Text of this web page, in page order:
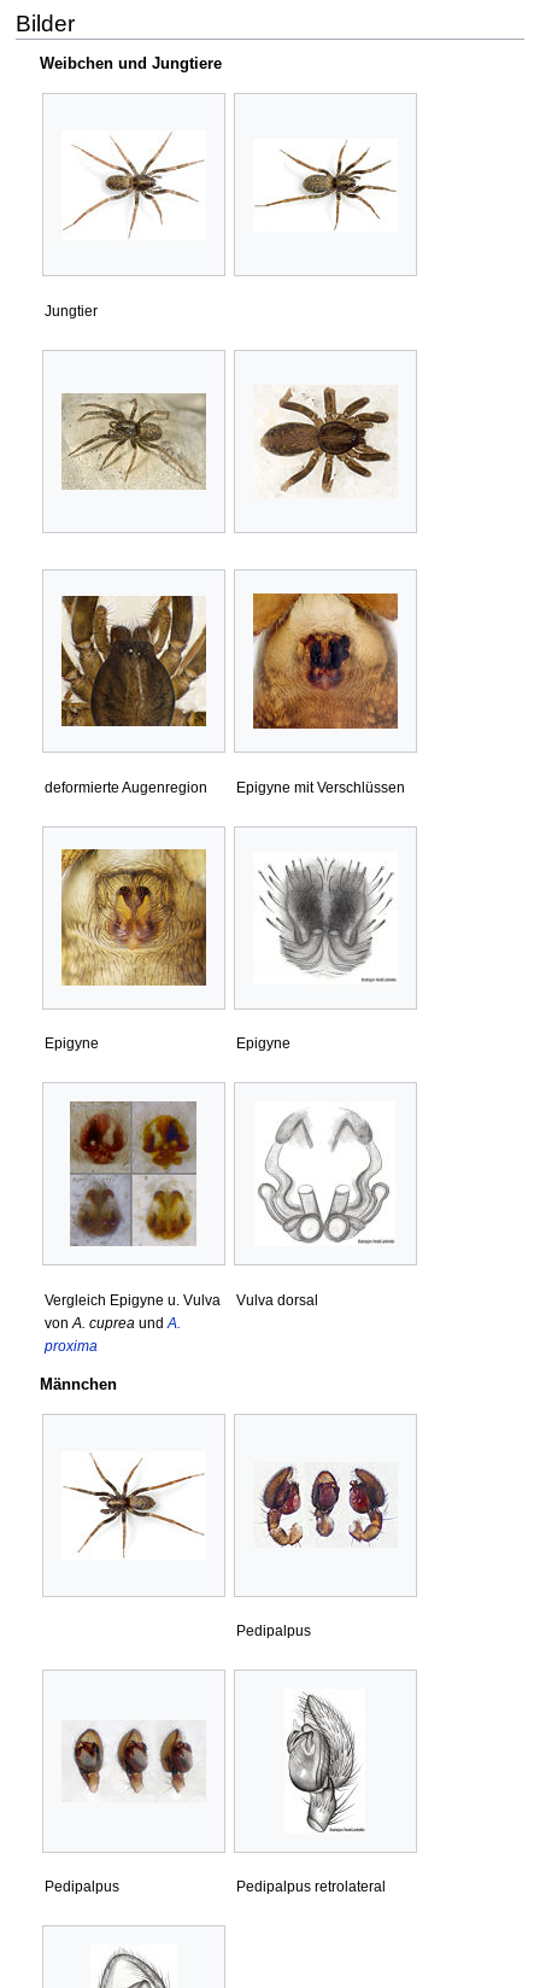
Bilder
Weibchen und Jungtiere
Jungtier
deformierte Augenregion Epigyne mit Verschlüssen
Epigyne Epigyne
Vergleich Epigyne u. Vulva
von A. cuprea und A.
proxima
Vulva dorsal
Männchen
Pedipalpus
Pedipalpus Pedipalpus retrolateral